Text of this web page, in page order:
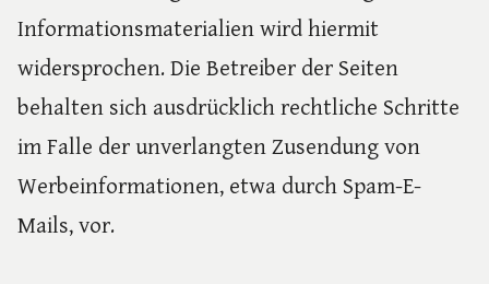
Informationsmaterialien wird hiermit
widersprochen. Die Betreiber der Seiten
behalten sich ausdrücklich rechtliche Schritte
im Falle der unverlangten Zusendung von
Werbeinformationen, etwa durch Spam-E-
Mails, vor.